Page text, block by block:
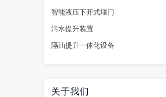
智能液压下开式堰门
污水提升装置
隔油提升一体化设备
关于我们